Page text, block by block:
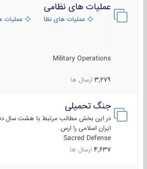
عملیات های نظامی
عملیات های نظامی ایرانعملیات
Military Operations
3,279 ارسال ها
جنگ تحمیلی
در این بخش مطالب مرتبط با هشت سال
ایران اسلامی را ارس
Sacred Defense
4,637 ارسال ها